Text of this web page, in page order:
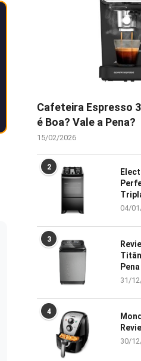
Cafeteira Espresso 3
é Boa? Vale a Pena?
15/02/2026
2
04/
3
31/
4
30/